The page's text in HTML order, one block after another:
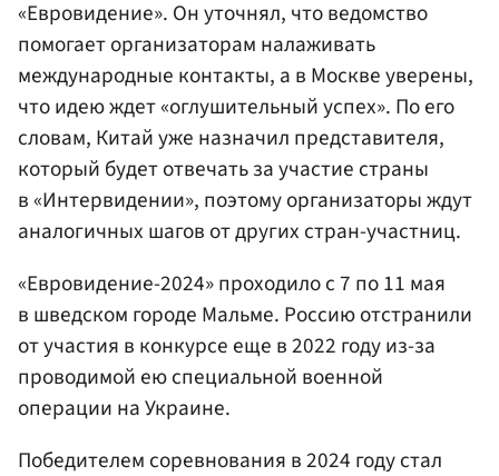
«Евровидение». Он уточнял, что ведомство
помогает организаторам налаживать
международные контакты, а в Москве уверены,
что идею ждет «оглушительный успех». По его
словам, Китай уже назначил представителя,
который будет отвечать за участие страны
в «Интервидении», поэтому организаторы ждут
аналогичных шагов от других стран-участниц.
«Евровидение-2024» проходило с 7 по 11 мая
в шведском городе Мальме. Россию отстранили
от участия в конкурсе еще в 2022 году из-за
проводимой ею специальной военной
операции на Украине.
Победителем соревнования в 2024 году стал